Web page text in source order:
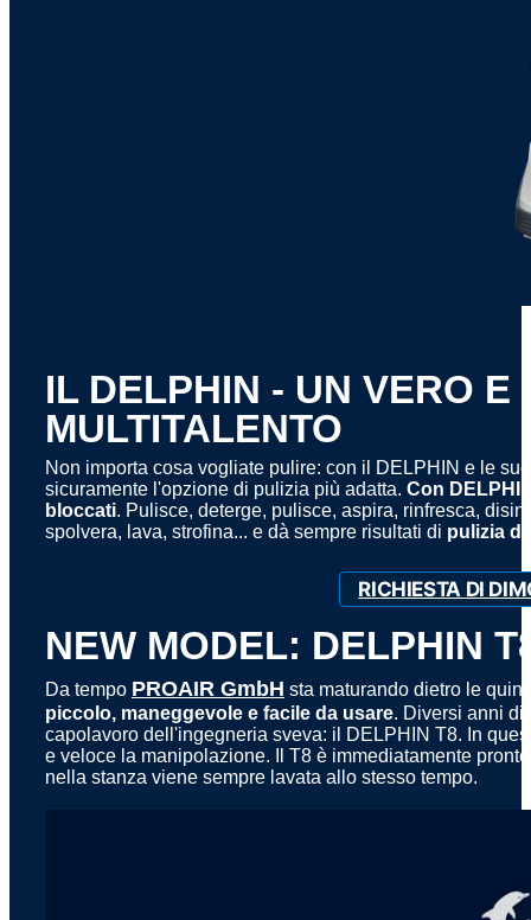
IL DELPHIN - UN VERO E
MULTITALENTO
Non importa cosa vogliate pulire: con il DELPHIN e le
sicuramente l'opzione di pulizia più adatta. Con
bloccati. Pulisce, deterge, pulisce, aspira, rinfresca,
spolvera, lava, strofina... e dà sempre risultati di pulizia
RICHIESTA DI
NEW MODEL: DELPHIN
Da tempo PROAIR GmbH sta maturando dietro le
piccolo, maneggevole e facile da usare. Diversi anni di
capolavoro dell'ingegneria sveva: il DELPHIN T8. In
e veloce la manipolazione. Il T8 è immediatamente
nella stanza viene sempre lavata allo stesso tempo.